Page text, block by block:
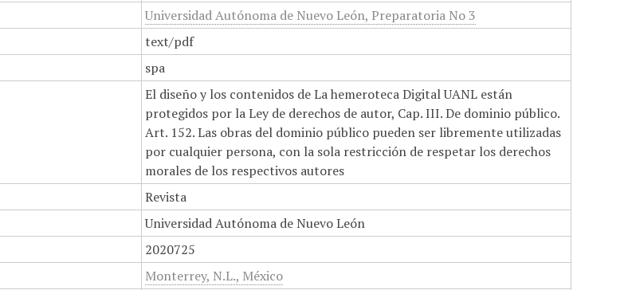
Universidad Autónoma de Nuevo León, Preparatoria No 3
text/pdf
spa
El diseño y los contenidos de La hemeroteca Digital UANL están
protegidos por la Ley de derechos de autor, Cap. III. De dominio público.
Art. 152. Las obras del dominio público pueden ser libremente utilizadas
por cualquier persona, con la sola restricción de respetar los derechos
morales de los respectivos autores
Revista
Universidad Autónoma de Nuevo León
2020725
Monterrey, N.L., México